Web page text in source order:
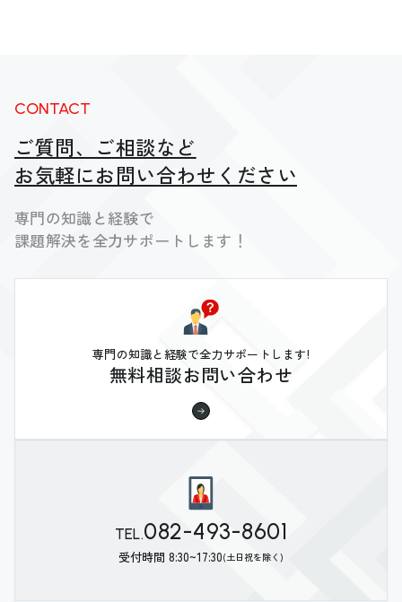
CONTACT
ご質問、ご相談など
お気軽にお問い合わせください
専門の知識と経験で
課題解決を全力サポートします！
TEL.082-493-8601
受付時間 8:30~17:30(土日祝を除く)
専門の知識と経験で全力サポートします!
無料相談お問い合わせ